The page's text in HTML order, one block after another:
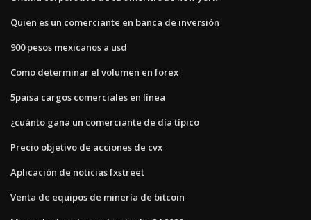
Quien es un comerciante en banca de inversión
900 pesos mexicanos a usd
Como determinar el volumen en forex
5paisa cargos comerciales en línea
¿cuánto gana un comerciante de día típico
Precio objetivo de acciones de cvx
Aplicación de noticias fxstreet
Venta de equipos de minería de bitcoin